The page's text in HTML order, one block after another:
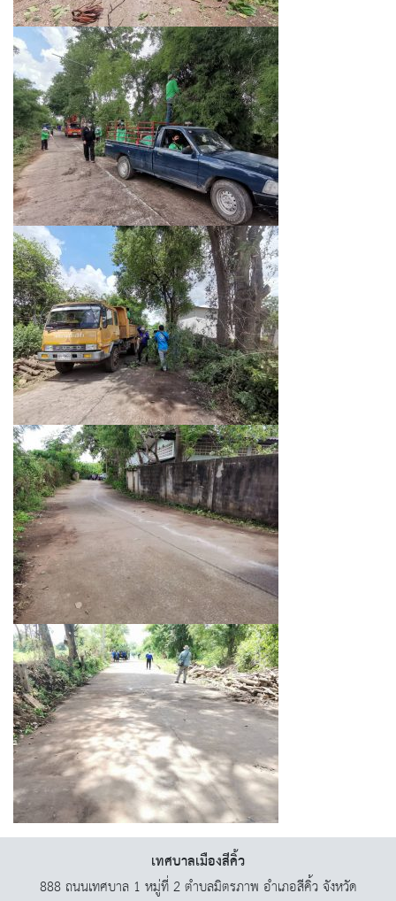
เทศบาลเมืองสีคิ้ว
888 ถนนเทศบาล 1 หมู่ที่ 2 ตำบลมิตรภาพ อำเภอสีคิ้ว จังหวัด